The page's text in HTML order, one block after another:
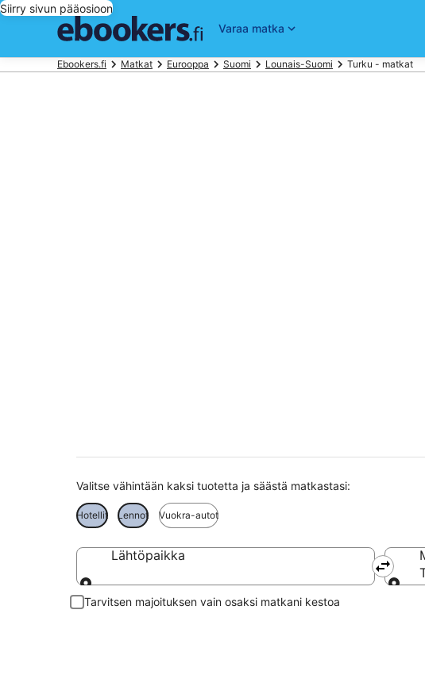
Siirry sivun pääosioon
Varaa matka
Ebookers.fi Matkat Eurooppa Suomi Lounais-Suomi Turku - matkat
Valitse vähintään kaksi tuotetta ja säästä matkastasi:
Hotellit Lennot Vuokra-autot
Lähtöpaikka
Lähtöpaikka
Tarvitsen majoituksen vain osaksi matkani kestoa